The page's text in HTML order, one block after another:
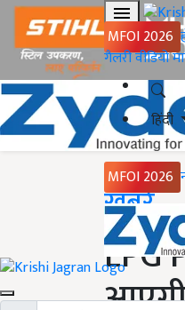
MFOI 2026
गैलरीवीडियो
हिंदी
MFOI 2026
Home
ख़बरें
LPG